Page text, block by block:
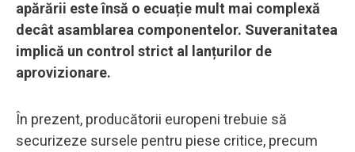
apărării este însă o ecuație mult mai complexă
decât asamblarea componentelor. Suveranitatea
implică un control strict al lanțurilor de
aprovizionare.
În prezent, producătorii europeni trebuie să
securizeze sursele pentru piese critice, precum